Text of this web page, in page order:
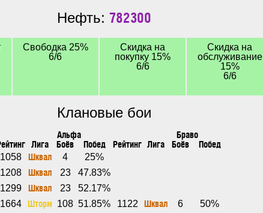
Нефть: 782300
Свободка 25%
6/6
Скидка на
покупку 15%
6/6
Скидка на
обслуживание
15%
6/6
Клановые бои
Альфа Браво
Лига Боёв Побед Рейтинг Лига Боёв
Побед
1058 Шквал 4 25%
1208 Шквал 23 47.83%
1299 Шквал 23 52.17%
1664 Шторм 108 51.85% 1122 Шквал 6 50%